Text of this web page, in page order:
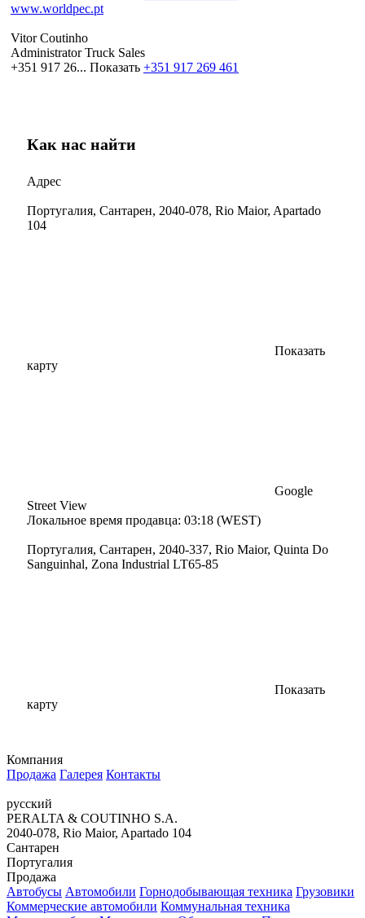
www.worldpec.pt
Vitor Coutinho
Administrator Truck Sales
+351 917 26... Показать +351 917 269 461
Как нас найти
Адрес
Португалия, Сантарен, 2040-078, Rio Maior, Apartado
104
Показать
карту
Google
Street View
Локальное время продавца: 03:18 (WEST)
Португалия, Сантарен, 2040-337, Rio Maior, Quinta Do
Sanguinhal, Zona Industrial LT65-85
Показать
карту
Компания
Продажа Галерея Контакты
русский
PERALTA & COUTINHO S.A.
2040-078, Rio Maior, Apartado 104
Сантарен
Португалия
Продажа
Автобусы Автомобили Горнодобывающая техника Грузовики
Коммерческие автомобили Коммунальная техника